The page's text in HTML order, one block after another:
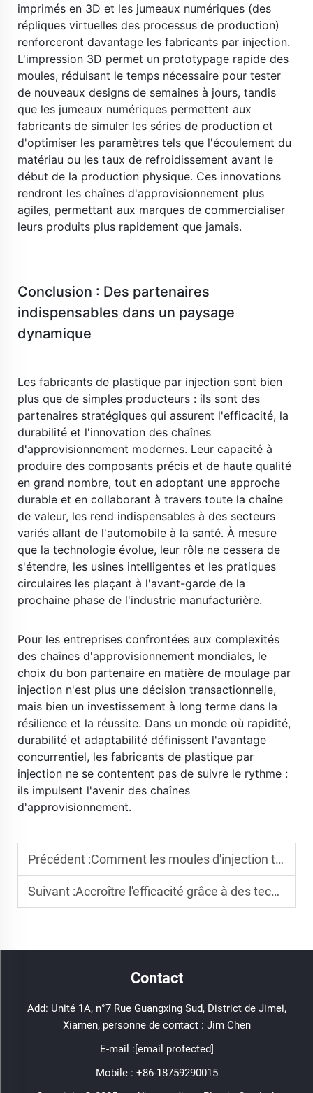
imprimés en 3D et les jumeaux numériques (des
répliques virtuelles des processus de production)
renforceront davantage les fabricants par injection.
L'impression 3D permet un prototypage rapide des
moules, réduisant le temps nécessaire pour tester
de nouveaux designs de semaines à jours, tandis
que les jumeaux numériques permettent aux
fabricants de simuler les séries de production et
d'optimiser les paramètres tels que l'écoulement du
matériau ou les taux de refroidissement avant le
début de la production physique. Ces innovations
rendront les chaînes d'approvisionnement plus
agiles, permettant aux marques de commercialiser
leurs produits plus rapidement que jamais.
Conclusion : Des partenaires
indispensables dans un paysage
dynamique
Les fabricants de plastique par injection sont bien
plus que de simples producteurs : ils sont des
partenaires stratégiques qui assurent l'efficacité, la
durabilité et l'innovation des chaînes
d'approvisionnement modernes. Leur capacité à
produire des composants précis et de haute qualité
en grand nombre, tout en adoptant une approche
durable et en collaborant à travers toute la chaîne
de valeur, les rend indispensables à des secteurs
variés allant de l'automobile à la santé. À mesure
que la technologie évolue, leur rôle ne cessera de
s'étendre, les usines intelligentes et les pratiques
circulaires les plaçant à l'avant-garde de la
prochaine phase de l'industrie manufacturière.
Pour les entreprises confrontées aux complexités
des chaînes d'approvisionnement mondiales, le
choix du bon partenaire en matière de moulage par
injection n'est plus une décision transactionnelle,
mais bien un investissement à long terme dans la
résilience et la réussite. Dans un monde où rapidité,
durabilité et adaptabilité définissent l'avantage
concurrentiel, les fabricants de plastique par
injection ne se contentent pas de suivre le rythme :
ils impulsent l'avenir des chaînes
d'approvisionnement.
Précédent :Comment les moules d'injection transforment l'industrie de l'équipement sportif
Suivant :Accroître l'efficacité grâce à des techniques avancées de moulage des plastiques
Contact
Add: Unité 1A, n°7 Rue Guangxing Sud, District de Jimei,
Xiamen, personne de contact : Jim Chen
E-mail :[email protected]
Mobile : +86-18759290015